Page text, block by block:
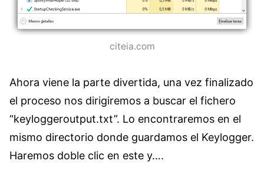
citeia.com
Ahora viene la parte divertida, una vez finalizado
el proceso nos dirigiremos a buscar el fichero
“keyloggeroutput.txt”. Lo encontraremos en el
mismo directorio donde guardamos el Keylogger.
Haremos doble clic en este y….